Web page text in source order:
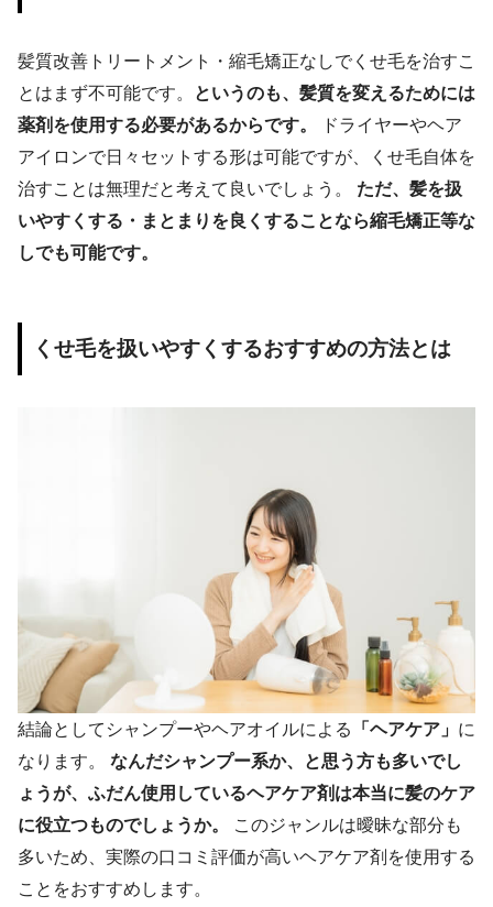
髪質改善トリートメント・縮毛矯正なしでくせ毛を治すこ
とはまず不可能です。
というのも、髪質を変えるためには
薬剤を使用する必要があるからです。
ドライヤーやヘア
アイロンで日々セットする形は可能ですが、くせ毛自体を
治すことは無理だと考えて良いでしょう。 ただ、髪を扱
いやすくする・まとまりを良くすることなら縮毛矯正等な
しでも可能です。
くせ毛を扱いやすくするおすすめの方法とは
結論としてシャンプーやヘアオイルによる 「ヘアケア」 に
なります。 なんだシャンプー系か、と思う方も多いでし
ょうが、ふだん使用しているヘアケア剤は本当に髪のケア
に役立つものでしょうか。
このジャンルは曖昧な部分も
多いため、実際の口コミ評価が高いヘアケア剤を使用する
ことをおすすめします。